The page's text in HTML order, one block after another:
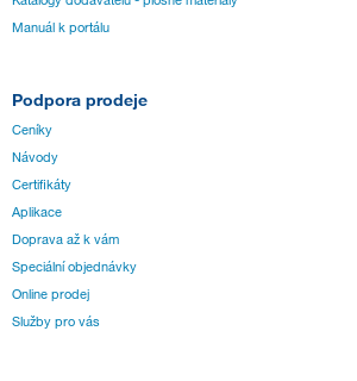
Manuál k portálu
Podpora prodeje
Ceníky
Návody
Certifikáty
Aplikace
Doprava až k vám
Speciální objednávky
Online prodej
Služby pro vás